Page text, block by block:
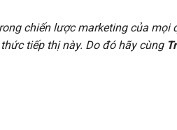
chiến lược marketing của mọi
tiếp thị này. Do đó hãy cùng